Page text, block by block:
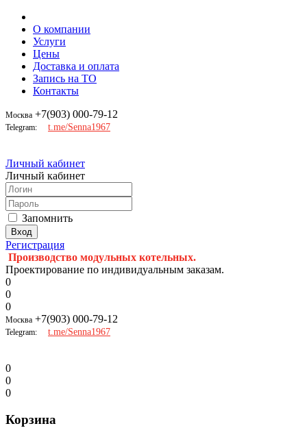
О компании
Услуги
Цены
Доставка и оплата
Запись на ТО
Контакты
Москва +7(903) 000-79-12
Telegram: t.me/Senna1967
Личный кабинет
Личный кабинет
Запомнить
Регистрация
Производство модульных котельных.
Проектирование по индивидуальным заказам.
0
0
0
Москва +7(903) 000-79-12
Telegram: t.me/Senna1967
0
0
0
Корзина